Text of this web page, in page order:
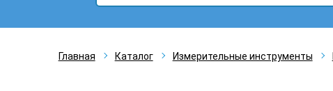
Главная Каталог Измерительные инструменты